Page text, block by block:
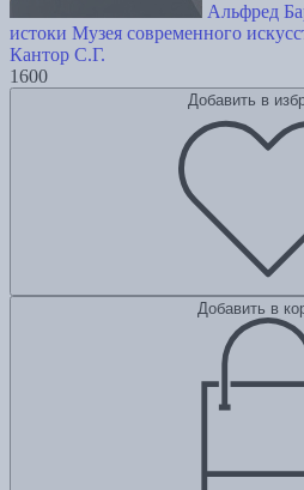
Альфред
истоки Музея современного
Кантор С.Г.
1600
Добавить в
Добавить в